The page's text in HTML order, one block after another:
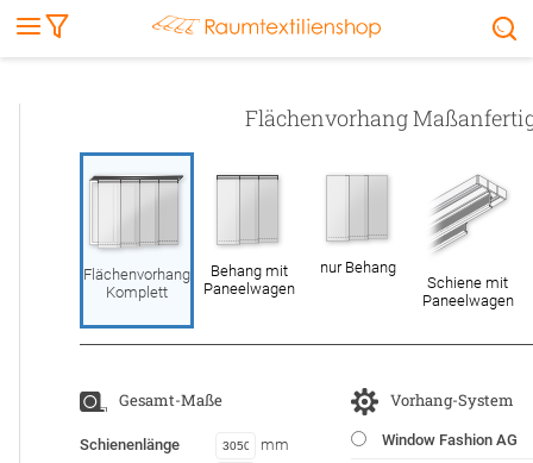
Flächenvorhang
Flächenvorhang
Komplett
Behang mit
Paneelwagen
nur Behang
Schiene mit
Paneelwagen
Gesamt-Maße
Schienenlänge
mm
Vorhang-System
Window Fashion AG